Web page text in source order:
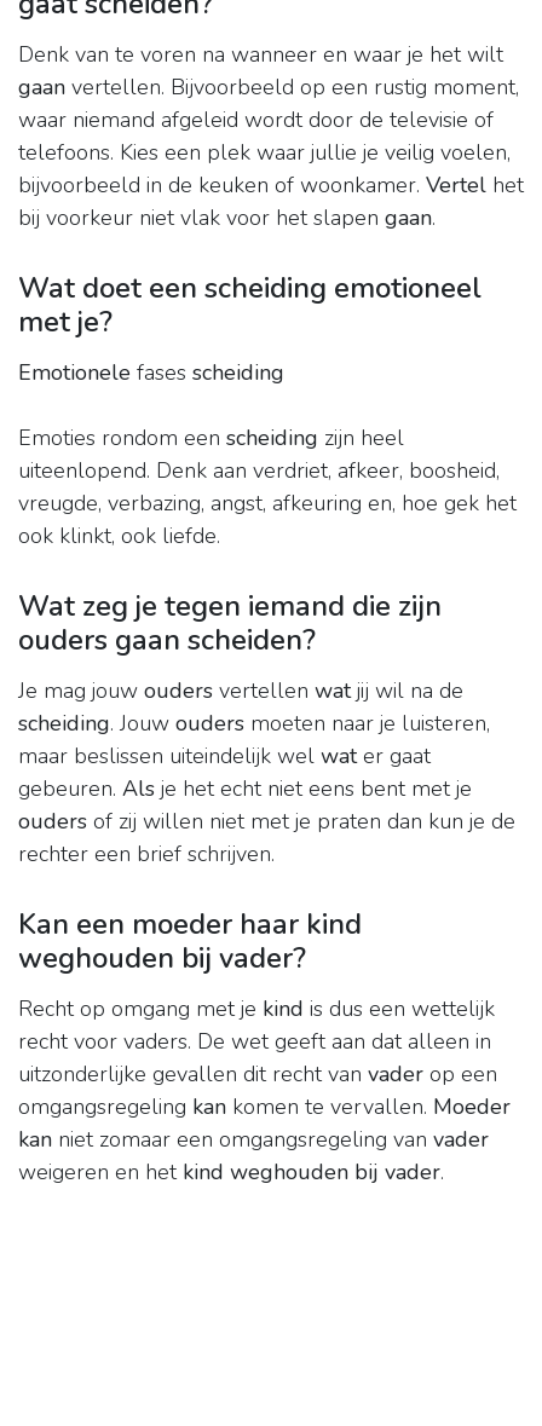
Denk van te voren na wanneer en waar je het wilt
gaan vertellen. Bijvoorbeeld op een rustig moment,
waar niemand afgeleid wordt door de televisie of
telefoons. Kies een plek waar jullie je veilig voelen,
bijvoorbeeld in de keuken of woonkamer. Vertel het
bij voorkeur niet vlak voor het slapen gaan.
Wat doet een scheiding emotioneel
met je?
Emotionele fases scheiding
Emoties rondom een scheiding zijn heel
uiteenlopend. Denk aan verdriet, afkeer, boosheid,
vreugde, verbazing, angst, afkeuring en, hoe gek het
ook klinkt, ook liefde.
Wat zeg je tegen iemand die zijn
ouders gaan scheiden?
Je mag jouw ouders vertellen watjij wil na de
scheiding. Jouw ouders moeten naar je luisteren,
maar beslissen uiteindelijk wel water gaat
gebeuren. Als je het echt niet eens bent met je
ouders of zij willen niet met je praten dan kun je de
rechter een brief schrijven.
Kan een moeder haar kind
weghouden bij vader?
Recht op omgang met je kind is dus een wettelijk
recht voor vaders. De wet geeft aan dat alleen in
uitzonderlijke gevallen dit recht van vader op een
omgangsregeling kan komen te vervallen. Moeder
kan niet zomaar een omgangsregeling van vader
weigeren en het kind weghouden bij vader.